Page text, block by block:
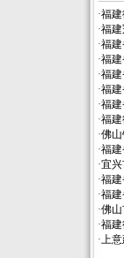
·福
·福
·福
·福
·福
·福
·福
·福
·佛山
·福
·宜
·福
·福
·佛
·福
·上意